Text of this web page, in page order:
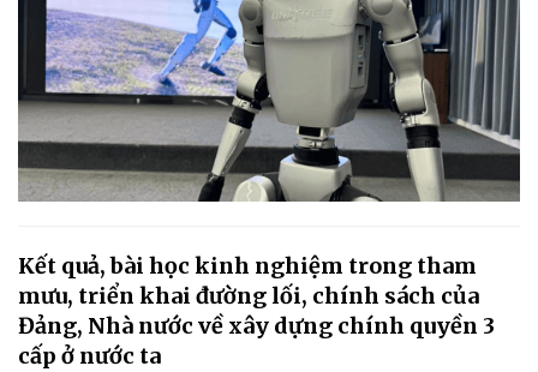
Kết quả, bài học kinh nghiệm trong tham
mưu, triển khai đường lối, chính sách của
Đảng, Nhà nước về xây dựng chính quyền 3
cấp ở nước ta